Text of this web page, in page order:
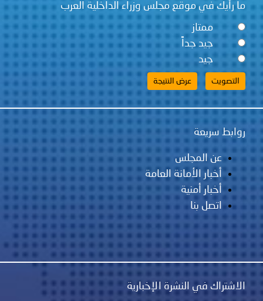
ما رأيك في موقع مجلس وزراء الداخلية العرب
ممتاز
جيد جداً
جيد
روابط سريعة
عن المجلس
أخبار الأمانة العامة
أخبار أمنية
اتصل بنا
الاشتراك في النشرة الإخبارية